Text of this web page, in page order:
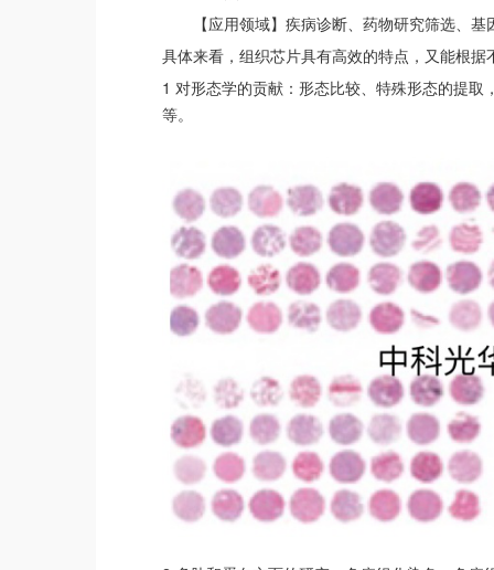
【应用领域】疾病诊断、药物研究筛选、
具体来看，组织芯片具有高效的特点，又能根
1 对形态学的贡献：形态比较、特殊形态的提
等。